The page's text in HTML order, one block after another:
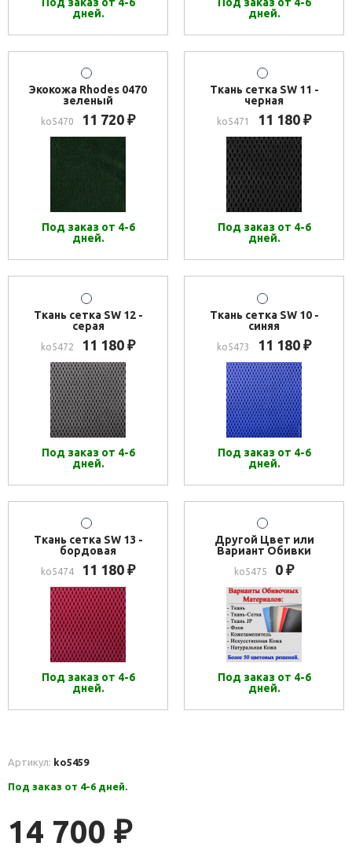
дней.
дней.
Экокожа Rhodes 0470
зеленый
ko5470 11 720 ₽
Под заказ от 4-6
дней.
Ткань сетка SW 11 -
черная
ko5471 11 180 ₽
Под заказ от 4-6
дней.
Ткань сетка SW 12 -
серая
ko5472 11 180 ₽
Под заказ от 4-6
дней.
Ткань сетка SW 10 -
синяя
ko5473 11 180 ₽
Под заказ от 4-6
дней.
Ткань сетка SW 13 -
бордовая
ko5474 11 180 ₽
Под заказ от 4-6
дней.
Другой Цвет или
Вариант Обивки
ko5475 0 ₽
Под заказ от 4-6
дней.
Артикул: ko5459
Под заказ от 4-6 дней.
14 700 ₽